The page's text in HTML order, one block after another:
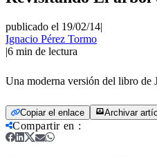
publicado el 19/02/14|
Ignacio Pérez Tormo
|6 min de lectura
Una moderna versión del libro de
Copiar el enlace Archivar
Compartir en :